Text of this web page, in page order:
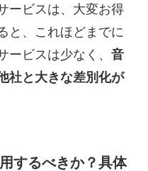
ービスは、大変お得
と、これほどまでに
ービスは少なく、 音
社と大きな差別化が
するべきか？具体